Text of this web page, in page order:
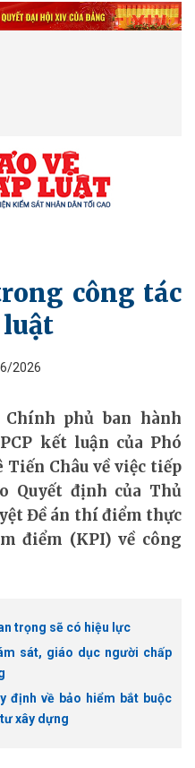
công tác
luật
2026
Chính phủ ban hành
kết luận của Phó
Châu về việc tiếp
Quyết định của Thủ
Đề án thí điểm thực
điểm (KPI) về công
trọng sẽ có hiệu lực
sát, giáo dục người chấp
định về bảo hiểm bắt buộc
xây dựng